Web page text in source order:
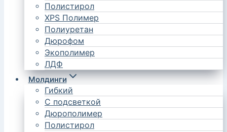
Полистирол
XPS Полимер
Полиуретан
Дюрофом
Экополимер
ЛДФ
Молдинги
Гибкий
С подсветкой
Дюрополимер
Полистирол